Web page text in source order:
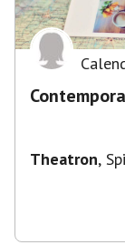
Theatron,